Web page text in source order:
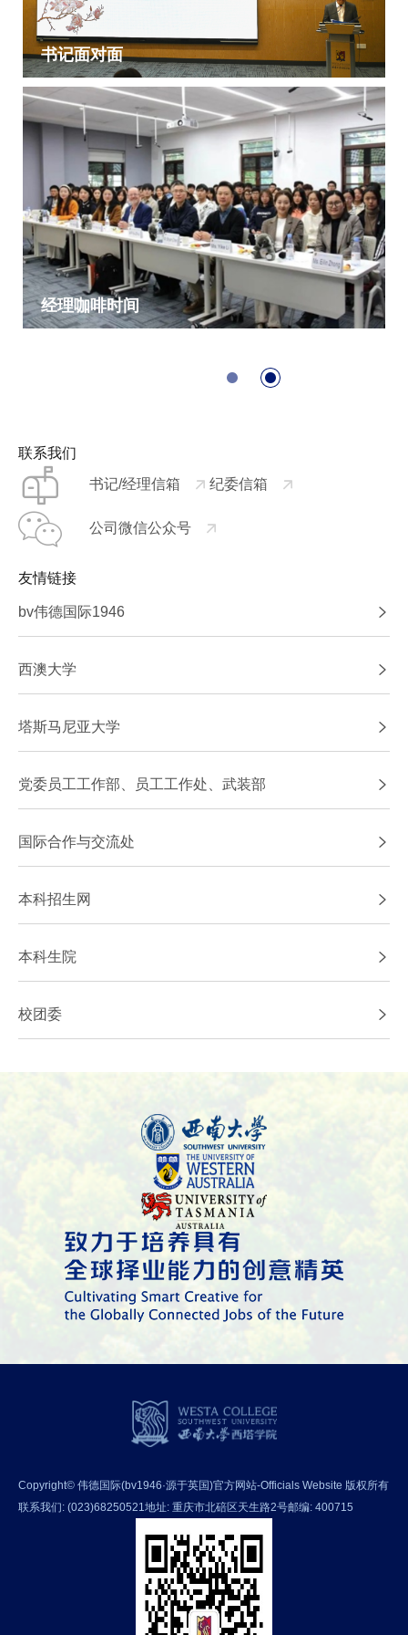
书记面对面
经理咖啡时间
联系我们
书记/经理信箱 纪委信箱
公司微信公众号
友情链接
bv伟德国际1946
西澳大学
塔斯马尼亚大学
党委员工工作部、员工工作处、武装部
国际合作与交流处
本科招生网
本科生院
校团委
Copyright© 伟德国际(bv1946·源于英国)官方网站-Officials Website 版权所有
联系我们: (023)68250521 地址: 重庆市北碚区天生路2号邮编: 400715